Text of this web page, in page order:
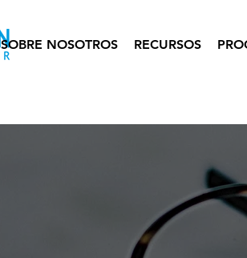
SOBRE NOSOTROS RECURSOS